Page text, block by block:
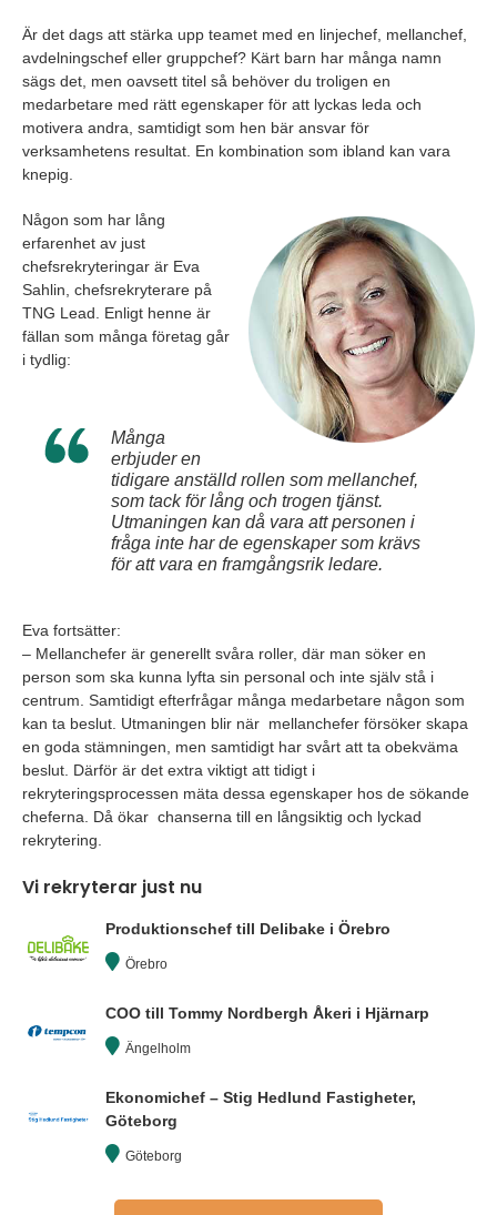
Är det dags att stärka upp teamet med en linjechef, mellanchef,
avdelningschef eller gruppchef? Kärt barn har många namn
sägs det, men oavsett titel så behöver du troligen en
medarbetare med rätt egenskaper för att lyckas leda och
motivera andra, samtidigt som hen bär ansvar för
verksamhetens resultat. En kombination som ibland kan vara
knepig.
Någon som har lång
erfarenhet av just
chefsrekryteringar är Eva
Sahlin, chefsrekryterare på
TNG Lead. Enligt henne är
fällan som många företag går
i tydlig:
Många
erbjuder en
tidigare anställd rollen som mellanchef,
som tack förlång och trogen tjänst.
Utmaningen kan då vara att personen i
fråga inte har de egenskaper som krävs
för att vara en framgångsrik ledare.
Eva fortsätter:
– Mellanchefer är generellt svåra roller, där man söker en
person som ska kunna lyfta sin personal och inte själv stå i
centrum. Samtidigt efterfrågar många medarbetare någon som
kan ta beslut. Utmaningen blir när mellanchefer försöker skapa
en goda stämningen, men samtidigt har svårt att ta obekväma
beslut. Därför är det extra viktigt att tidigt i
rekryteringsprocessen mäta dessa egenskaper hos de sökande
cheferna. Då ökar chanserna till en långsiktig och lyckad
rekrytering.
Vi rekryterar just nu
Produktionschef till Delibake i Örebro
Örebro
COO till Tommy Nordbergh Åkeri i Hjärnarp
Ängelholm
Ekonomichef – Stig Hedlund Fastigheter,
Göteborg
Göteborg